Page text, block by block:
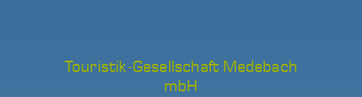
Touristik-Gesellschaft Medebach
mbH